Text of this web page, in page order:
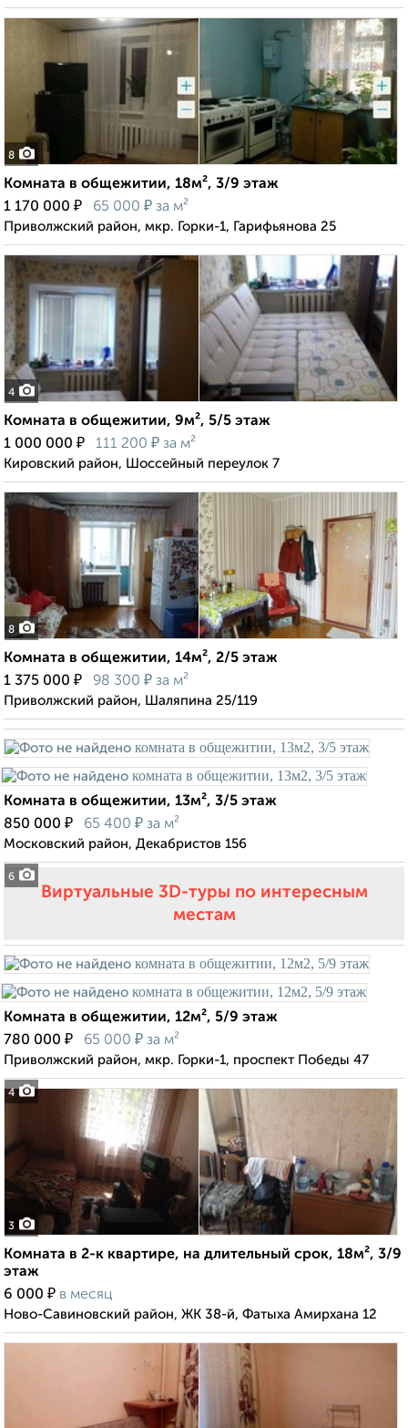
8
Комната в общежитии, 18м², 3/9 этаж
1 170 000 ₽ 65 000 ₽ за м²
Приволжский район, мкр. Горки-1, Гарифьянова 25
4
Комната в общежитии, 9м², 5/5 этаж
1 000 000 ₽ 111 200 ₽ за м²
Кировский район, Шоссейный переулок 7
8
Комната в общежитии, 14м², 2/5 этаж
1 375 000 ₽ 98 300 ₽ за м²
Приволжский район, Шаляпина 25/119
6
Комната в общежитии, 13м², 3/5 этаж
850 000 ₽ 65 400 ₽ за м²
Московский район, Декабристов 156
Виртуальные 3D-туры по интересным
местам
4
Комната в общежитии, 12м², 5/9 этаж
780 000 ₽ 65 000 ₽ за м²
Приволжский район, мкр. Горки-1, проспект Победы 47
3
Комната в 2-к квартире, на длительный срок, 18м², 3/9
этаж
6 000 ₽ в месяц
Ново-Савиновский район, ЖК 38-й, Фатыха Амирхана 12